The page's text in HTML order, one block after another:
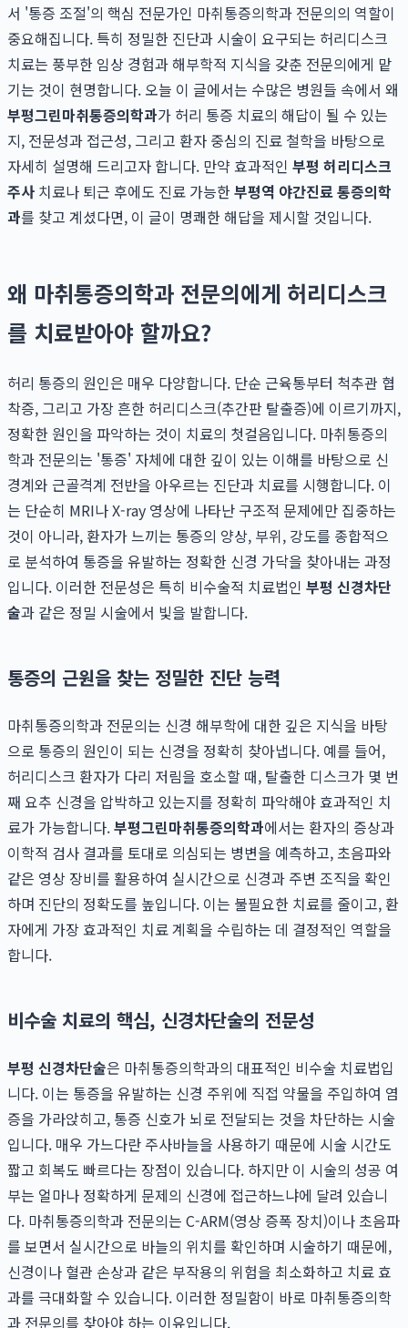
서 '통증 조절'의 핵심 전문가인 마취통증의학과 전문의의 역할이
중요해집니다. 특히 정밀한 진단과 시술이 요구되는 허리디스크
치료는 풍부한 임상 경험과 해부학적 지식을 갖춘 전문의에게 맡
기는 것이 현명합니다. 오늘 이 글에서는 수많은 병원들 속에서 왜
부평그린마취통증의학과가 허리 통증 치료의 해답이 될 수 있는
지, 전문성과 접근성, 그리고 환자 중심의 진료 철학을 바탕으로
자세히 설명해 드리고자 합니다. 만약 효과적인 부평 허리디스크
주사 치료나 퇴근 후에도 진료 가능한부평역 야간진료 통증의학
과를 찾고 계셨다면, 이 글이 명쾌한 해답을 제시할 것입니다.
왜 마취통증의학과 전문의에게 허리디스크
를 치료받아야 할까요?
허리 통증의 원인은 매우 다양합니다. 단순 근육통부터 척추관 협
착증, 그리고 가장 흔한 허리디스크(추간판 탈출증)에 이르기까지,
정확한 원인을 파악하는 것이 치료의 첫걸음입니다. 마취통증의
학과 전문의는 '통증' 자체에 대한 깊이 있는 이해를 바탕으로 신
경계와 근골격계 전반을 아우르는 진단과 치료를 시행합니다. 이
는 단순히 MRI나 X-ray 영상에 나타난 구조적 문제에만 집중하는
것이 아니라, 환자가 느끼는 통증의 양상, 부위, 강도를 종합적으
로 분석하여 통증을 유발하는 정확한 신경 가닥을 찾아내는 과정
입니다. 이러한 전문성은 특히 비수술적 치료법인 부평 신경차단
술과 같은 정밀 시술에서 빛을 발합니다.
통증의 근원을 찾는 정밀한 진단 능력
마취통증의학과 전문의는 신경 해부학에 대한 깊은 지식을 바탕
으로 통증의 원인이 되는 신경을 정확히 찾아냅니다. 예를 들어,
허리디스크 환자가 다리 저림을 호소할 때, 탈출한 디스크가 몇 번
째 요추 신경을 압박하고 있는지를 정확히 파악해야 효과적인 치
료가 가능합니다.부평그린마취통증의학과에서는 환자의 증상과
이학적 검사 결과를 토대로 의심되는 병변을 예측하고, 초음파와
같은 영상 장비를 활용하여 실시간으로 신경과 주변 조직을 확인
하며 진단의 정확도를 높입니다. 이는 불필요한 치료를 줄이고, 환
자에게 가장 효과적인 치료 계획을 수립하는 데 결정적인 역할을
합니다.
비수술 치료의 핵심, 신경차단술의 전문성
부평 신경차단술은 마취통증의학과의 대표적인 비수술 치료법입
니다. 이는 통증을 유발하는 신경 주위에 직접 약물을 주입하여 염
증을 가라앉히고, 통증 신호가 뇌로 전달되는 것을 차단하는 시술
입니다. 매우 가느다란 주사바늘을 사용하기 때문에 시술 시간도
짧고 회복도 빠르다는 장점이 있습니다. 하지만 이 시술의 성공 여
부는 얼마나 정확하게 문제의 신경에 접근하느냐에 달려 있습니
다. 마취통증의학과 전문의는 C-ARM(영상 증폭 장치)이나 초음파
를 보면서 실시간으로 바늘의 위치를 확인하며 시술하기 때문에,
신경이나 혈관 손상과 같은 부작용의 위험을 최소화하고 치료 효
과를 극대화할 수 있습니다. 이러한 정밀함이 바로 마취통증의학
과 전문의를 찾아야 하는 이유입니다.